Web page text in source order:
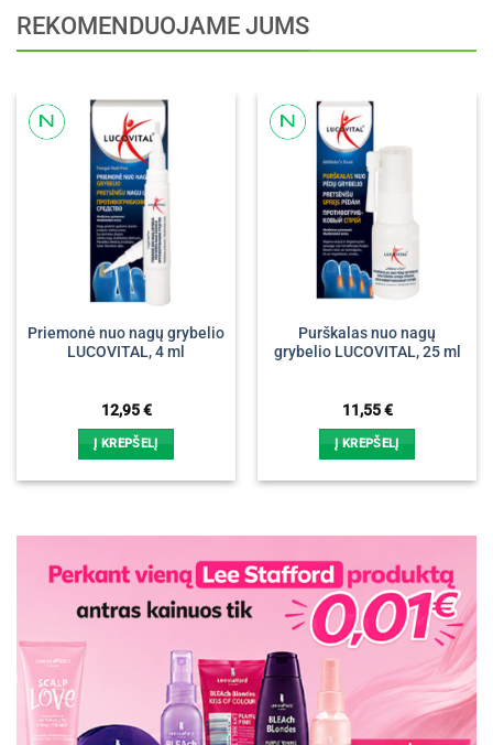
REKOMENDUOJAME JUMS
Priemonė nuo nagų grybelio
LUCOVITAL, 4 ml
12,95€
Į KREPŠELĮ
Purškalas nuo nagų
grybelio LUCOVITAL, 25 ml
11,55€
Į KREPŠELĮ